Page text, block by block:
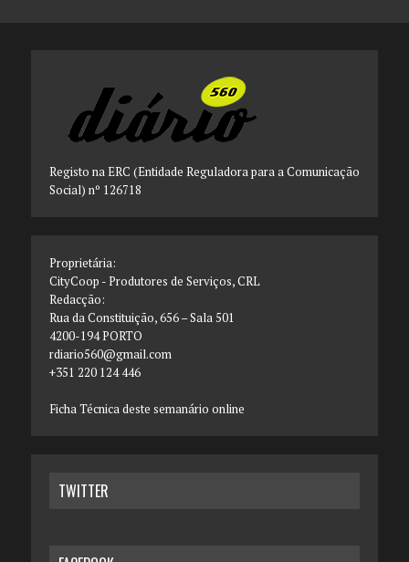
Registo na ERC (Entidade Reguladora para a Comunicação
Social) nº 126718
Proprietária:
CityCoop - Produtores de Serviços, CRL
Redacção:
Rua da Constituição, 656 – Sala 501
4200-194 PORTO
rdiario560@gmail.com
+351 220 124 446
Ficha Técnica deste semanário online
TWITTER